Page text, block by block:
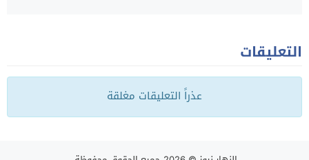
التعليقات
عذراً التعليقات مغلقة